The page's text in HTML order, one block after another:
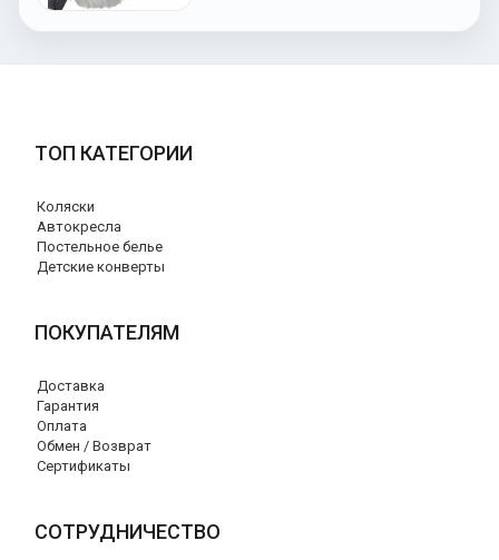
ТОП КАТЕГОРИИ
Коляски
Автокресла
Постельное белье
Детские конверты
ПОКУПАТЕЛЯМ
Доставка
Гарантия
Оплата
Обмен / Возврат
Сертификаты
СОТРУДНИЧЕСТВО